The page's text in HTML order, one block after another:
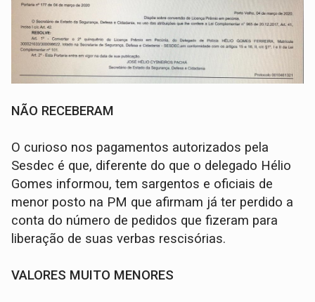
NÃO RECEBERAM
O curioso nos pagamentos autorizados pela
Sesdec é que, diferente do que o delegado Hélio
Gomes informou, tem sargentos e oficiais de
menor posto na PM que afirmam já ter perdido a
conta do número de pedidos que fizeram para
liberação de suas verbas rescisórias.
VALORES MUITO MENORES